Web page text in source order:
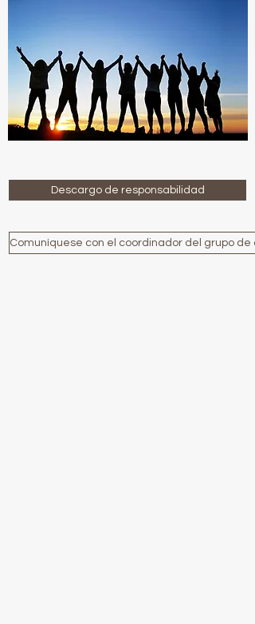
Descargo de responsabilidad
Comuníquese con el coordinador del grupo de